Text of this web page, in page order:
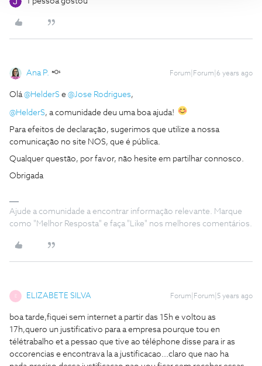
Ana P. Forum|Forum|6 years ago
Olá@HelderS e @Jose Rodrigues,
@HelderS, a comunidade deu uma boa ajuda!
Para efeitos de declaração, sugerimos que utilize a nossa
comunicação no site NOS, que é pública.
Qualquer questão, por favor, não hesite em partilhar connosco.
Obrigada
Ajude a comunidade a encontrar informação relevante. Marque
como "Melhor Resposta" e faça "Like" nos melhores comentários.
ELIZABETE SILVA Forum|Forum|5 years ago
boa tarde,fiquei sem internet a partir das 15h e voltou as
17h,quero un justificativo para a empresa pourque tou en
télétrabalho et a pessao que tive ao téléphone disse para ir as
occorencias e encontrava la a justificacao...claro que nao ha